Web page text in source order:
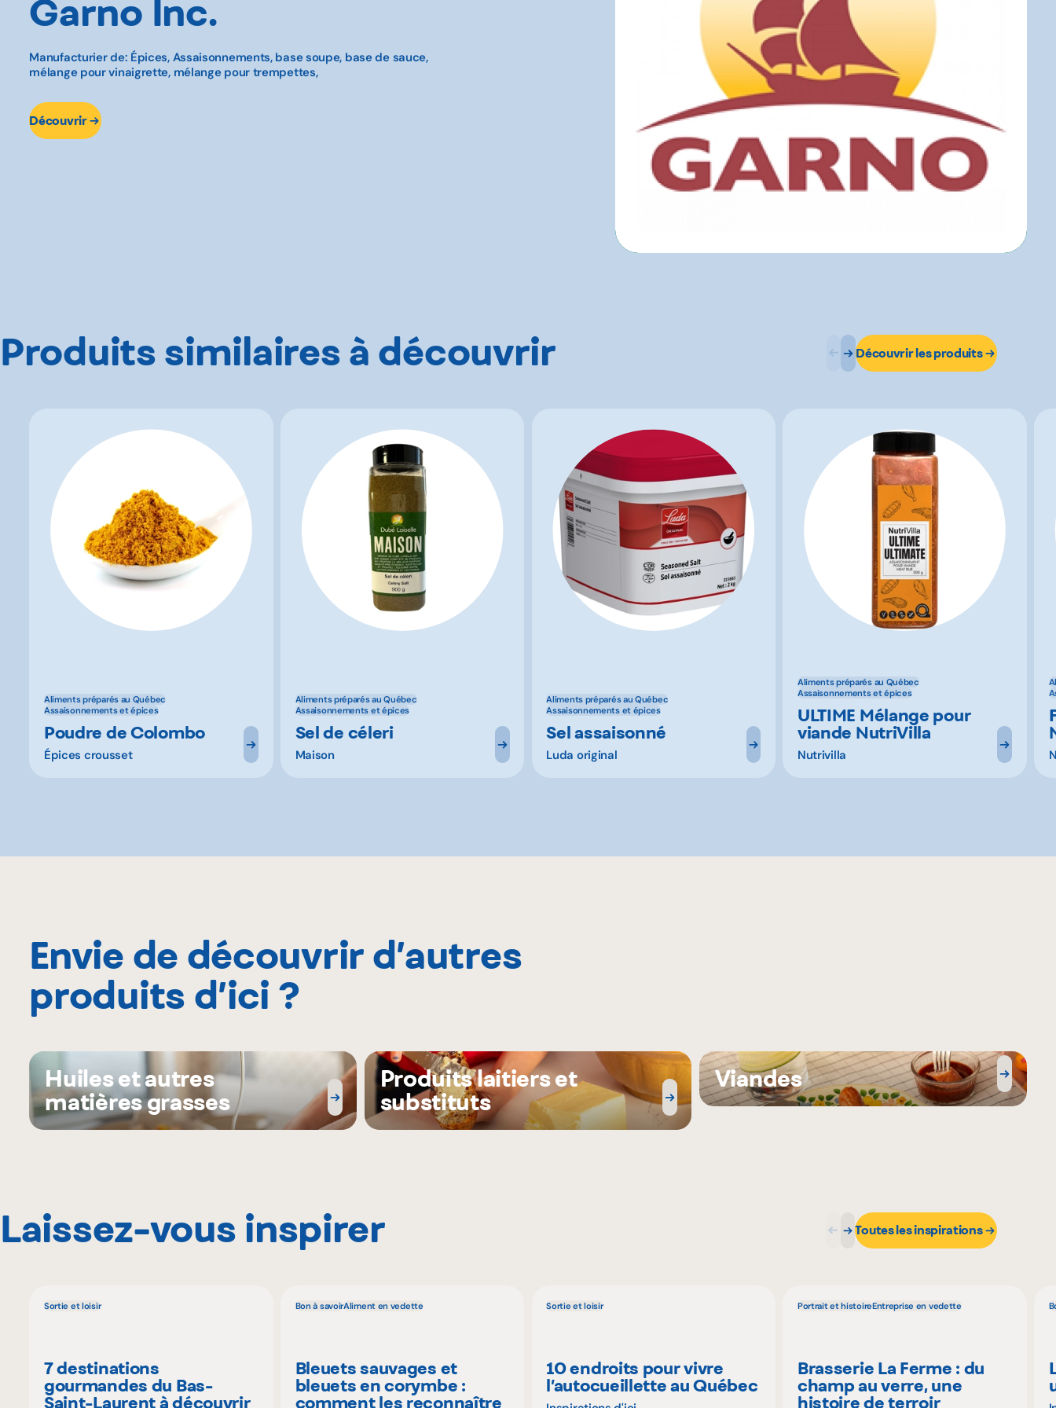
Garno Inc.
Manufacturier de: Épices, Assaisonnements, base soupe, base de sauce,
mélange pour vinaigrette, mélange pour trempettes,
Découvrir
Produits similaires à découvrir Découvrir les produits
Aliments préparés au Québec
Assaisonnements et épices
Poudre de Colombo
Épices crousset
Aliments préparés au Québec
Assaisonnements et épices
Sel de céleri
Maison
Aliments préparés au Québec
Assaisonnements et épices
Sel assaisonné
Luda original
Aliments préparés au Québec
Assaisonnements et épices
ULTIME Mélange pour
viande NutriVilla
Nutrivilla
Envie de découvrir d’autres
produits d’ici ?
Huiles et autres
matières grasses
Produits laitiers et
substituts
Viandes
Laissez-vous inspirer Toutes les inspirations
Sortie et loisir
7 destinations
gourmandes du Bas-
Saint-Laurent à découvrir
Bon à savoirAliment en vedette
Bleuets sauvages et
bleuets en corymbe :
comment les reconnaître
Sortie et loisir
10 endroits pour vivre
l’autocueillette au Québec
Portrait et histoireEntreprise en vedette
Brasserie La Ferme : du
champ au verre, une
histoire de terroir